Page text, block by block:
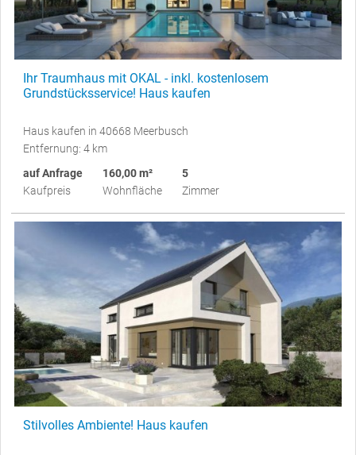
Ihr Traumhaus mit OKAL - inkl. kostenlosem
Grundstücksservice! Haus kaufen
Haus kaufen in 40668 Meerbusch
Entfernung: 4 km
auf Anfrage
Kaufpreis
160,00 m²
Wohnfläche
5
Zimmer
Stilvolles Ambiente! Haus kaufen